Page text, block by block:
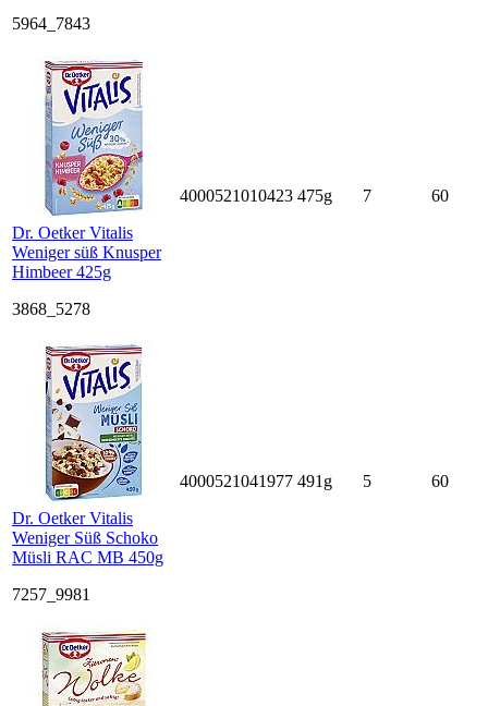
5964_7843
Dr. Oetker Vitalis
Weniger süß Knusper
Himbeer 425g
3868_5278
4000521010423 475g 7 60
Dr. Oetker Vitalis
Weniger Süß Schoko
Müsli RAC MB 450g
7257_9981
4000521041977 491g 5 60